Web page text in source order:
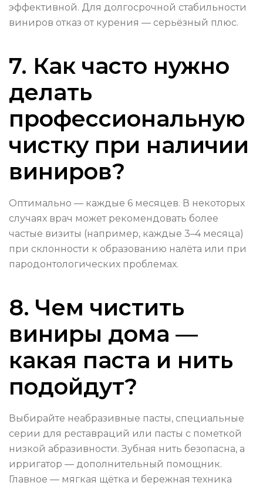
эффективной. Для долгосрочной стабильности
виниров отказ от курения — серьёзный плюс.
7. Как часто нужно
делать
профессиональную
чистку при наличии
виниров?
Оптимально — каждые 6 месяцев. В некоторых
случаях врач может рекомендовать более
частые визиты (например, каждые 3–4 месяца)
при склонности к образованию налёта или при
пародонтологических проблемах.
8. Чем чистить
виниры дома —
какая паста и нить
подойдут?
Выбирайте неабразивные пасты, специальные
серии для реставраций или пасты с пометкой
низкой абразивности. Зубная нить безопасна, а
ирригатор — дополнительный помощник.
Главное — мягкая щётка и бережная техника